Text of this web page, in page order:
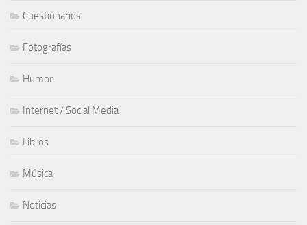
Cuestionarios
Fotografías
Humor
Internet / Social Media
Libros
Música
Noticias